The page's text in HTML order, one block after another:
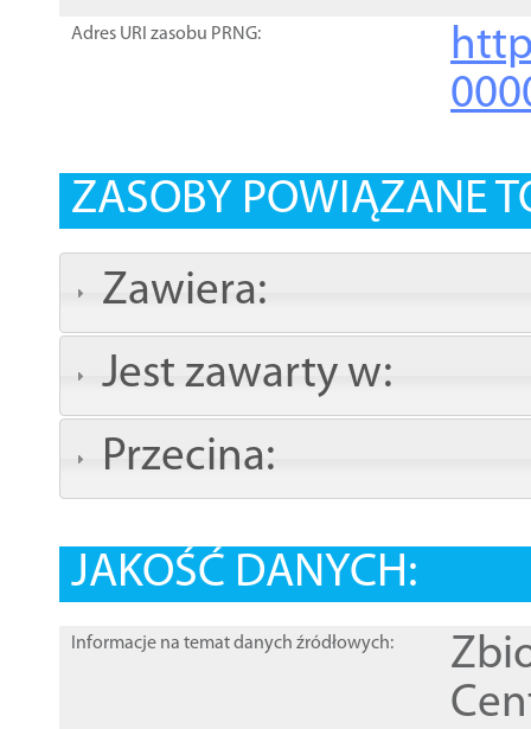
Adres URI zasobu PRNG:
ZASOBY POWIĄZANE
Zawiera:
Jest zawarty w:
Przecina:
JAKOŚĆ DANYCH:
Informacje na temat danych źródłowych: